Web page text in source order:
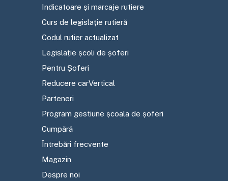
Indicatoare și marcaje rutiere
Curs de legislație rutieră
Codul rutier actualizat
Legislație școli de șoferi
Pentru Șoferi
Reducere carVertical
Parteneri
Program gestiune școala de șoferi
Cumpără
Întrebări frecvente
Magazin
Despre noi